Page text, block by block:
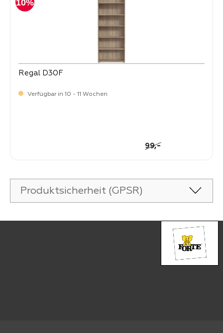
10%
Regal D30F
Verfügbar in 10 - 11 Wochen
Regulärer Preis:
99,-
Produktsicherheit (GPSR)